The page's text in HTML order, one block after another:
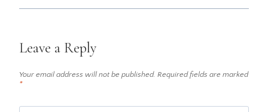
Leave a Reply
Your email address will not be published. Required fields are marked
*